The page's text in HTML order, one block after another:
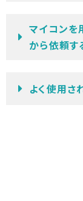
マイコンを
から依頼す
よく使用さ